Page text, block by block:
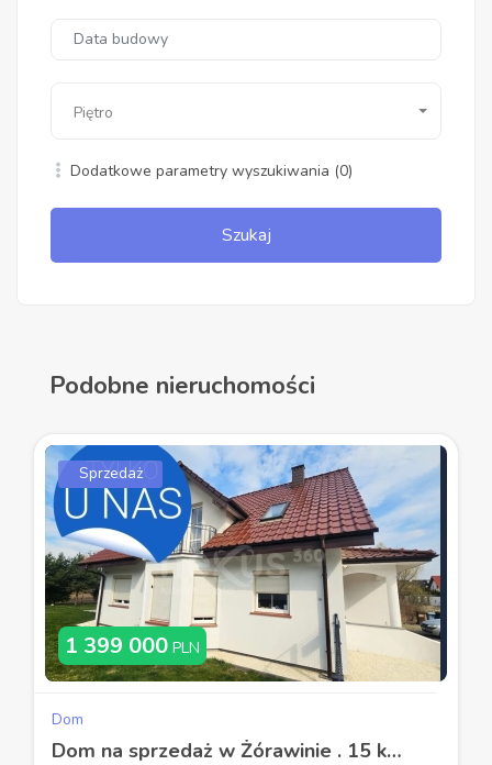
Piętro
Dodatkowe parametry wyszukiwania (0)
Szukaj
Podobne nieruchomości
Sprzedaż
1 399 000 PLN
Dom
Dom na sprzedaż w Żórawinie . 15 km od Wrocławia